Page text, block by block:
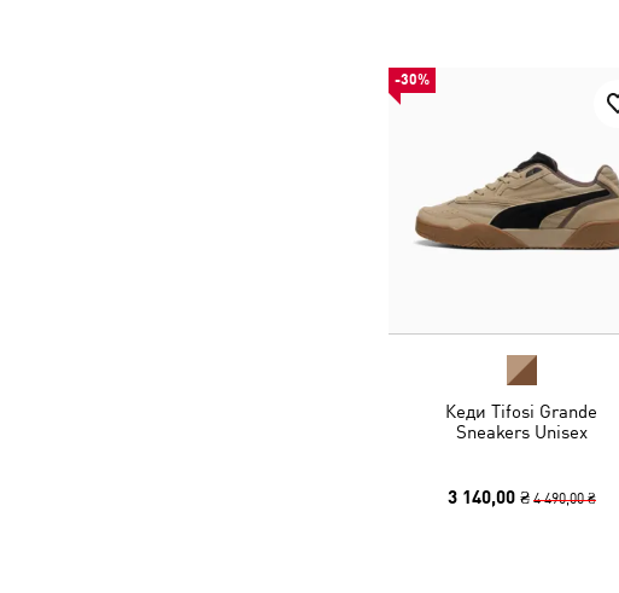
-30%
Кеди Tifosi Grande
Sneakers Unisex
3 140,00 ₴ 4 490,00 ₴